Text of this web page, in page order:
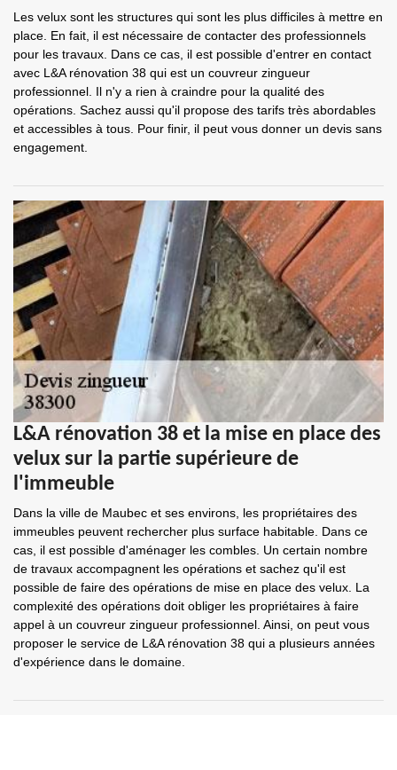
Les velux sont les structures qui sont les plus difficiles à mettre en
place. En fait, il est nécessaire de contacter des professionnels
pour les travaux. Dans ce cas, il est possible d'entrer en contact
avec L&A rénovation 38 qui est un couvreur zingueur
professionnel. Il n'y a rien à craindre pour la qualité des
opérations. Sachez aussi qu'il propose des tarifs très abordables
et accessibles à tous. Pour finir, il peut vous donner un devis sans
engagement.
L&A rénovation 38 et la mise en place des
velux sur la partie supérieure de
l'immeuble
Dans la ville de Maubec et ses environs, les propriétaires des
immeubles peuvent rechercher plus surface habitable. Dans ce
cas, il est possible d'aménager les combles. Un certain nombre
de travaux accompagnent les opérations et sachez qu'il est
possible de faire des opérations de mise en place des velux. La
complexité des opérations doit obliger les propriétaires à faire
appel à un couvreur zingueur professionnel. Ainsi, on peut vous
proposer le service de L&A rénovation 38 qui a plusieurs années
d'expérience dans le domaine.